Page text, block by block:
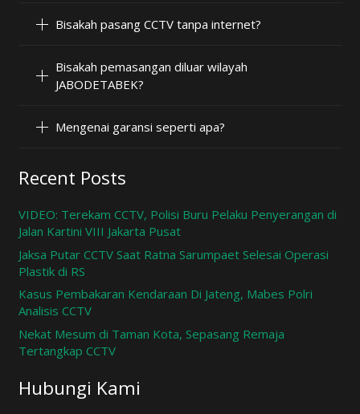
Bisakah pasang CCTV tanpa internet?
Bisakah pemasangan diluar wilayah
JABODETABEK?
Mengenai garansi seperti apa?
Recent Posts
VIDEO: Terekam CCTV, Polisi Buru Pelaku Penyerangan di
Jalan Kartini VIII Jakarta Pusat
Jaksa Putar CCTV Saat Ratna Sarumpaet Selesai Operasi
Plastik di RS
Kasus Pembakaran Kendaraan Di Jateng, Mabes Polri
Analisis CCTV
Nekat Mesum di Taman Kota, Sepasang Remaja
Tertangkap CCTV
Hubungi Kami